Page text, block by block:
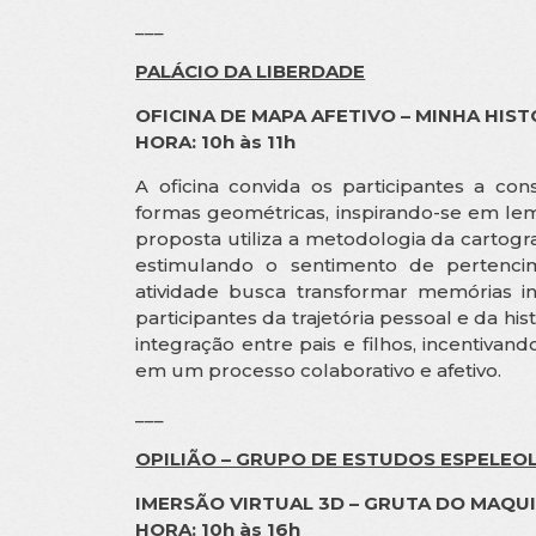
PALÁCIO DA LIBERDADE
OFICINA DE MAPA AFETIVO – MINHA
HORA: 10h às 11h
A oficina convida os participantes a
formas geométricas, inspirando-se em
proposta utiliza a metodologia da
estimulando o sentimento de
atividade busca transformar memórias
participantes da trajetória pessoal e da
integração entre pais e filhos,
em um processo colaborativo e afetivo.
OPILIÃO – GRUPO DE ESTUDOS
IMERSÃO VIRTUAL 3D – GRUTA DO
HORA: 10h às 16h